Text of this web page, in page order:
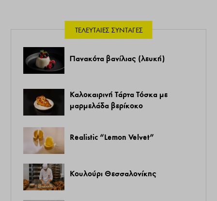
ΤΕΛΕΥΤΑΊΕΣ ΣΥΝΤΑΓΈΣ
Πανακότα βανίλιας (λευκή)
Καλοκαιρινή Τάρτα Τόσκα με
μαρμελάδα βερίκοκο
Realistic “Lemon Velvet”
Κουλούρι Θεσσαλονίκης